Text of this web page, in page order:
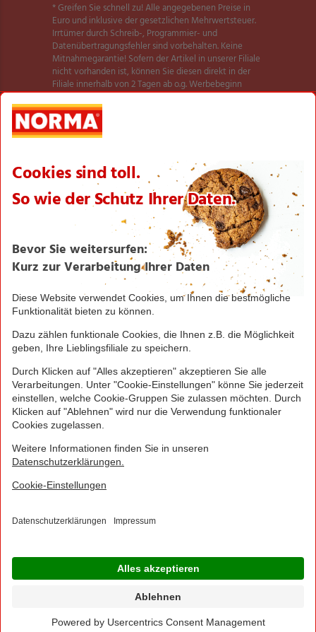
* Greifen Sie schnell zu! Alle angegebenen Preise in
Euro und inklusive der gesetzlichen Mehrwertsteuer.
Irrtümer durch Schreib-, Programmier- und
Datenübertragungsfehler sind vorbehalten. Keine
Mitnahmegarantie! Sofern der Artikel in unserer Filiale
nicht vorhanden ist, können Sie diesen direkt in der
Filiale innerhalb von 2 Tagen ab o.g. Werbebeginn
bestellen und zwar ohne Kaufzwang. Es ist nicht
ausgeschlossen, dass Sie einzelne Artikel zu Beginn der
Werbeaktion unerwartet und ausnahmsweise in einer
Filiale nicht vorfinden. Wir helfen Ihnen gerne weiter.
Aktionsartikel finden Sie auf
dieser Seite
Textilien und Schuhe teilweise nicht in allen Größen
erhältlich.
** Angebot gültig für registrierte Nutzer der NORMA
Plus App. Es gelten die Coupon-Bedingungen in der
NORMA Plus App.
1Bei Aktivierung eines Startpakets ist die Buchung
jedes Smart-Tarifs für die ersten 4 Wochen möglich!
Hierzu muss kein zusätzliches Guthaben aufgeladen
werden.
Deutschland Multibrand GmbH, Landgrabenweg 151,
53227 Bonn, welche auch Ihr Vertragspartner ist.
© 2016 - 2026 NORMA Lebensmittelfilialbetrieb
Stiftung & Co. KG
Sitemap Kontakt
Barrierefreiheitserklärung Compliance
Jetzt Ihre NORMA Filiale auswählen und noch
mehr Angebote entdecken!
Geben Sie über "Meine Filiale" Ihre PLZ ein und sehen Sie alle Angebote aus Ihrer
Region.
Filiale wählen